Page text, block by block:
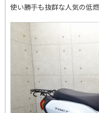
使い勝手も抜群な人気の低